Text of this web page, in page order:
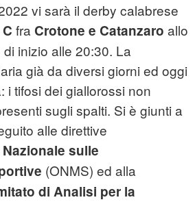
vi sarà il derby calabrese
fra Crotone e Catanzaro allo
inizio alle 20:30. La
già da diversi giorni ed oggi
i tifosi dei giallorossi non
sugli spalti. Si è giunti a
alle direttive
sulle
(ONMS) ed alla
di Analisi per la